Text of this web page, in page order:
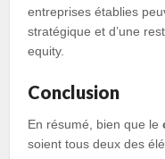
entreprises établies
stratégique et d’une
equity.
Conclusion
En résumé, bien que le
soient tous deux des